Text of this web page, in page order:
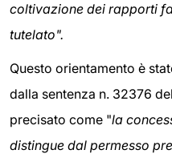
coltivazione dei rapporti
tutelato".
Questo orientamento è
dalla sentenza n. 32376
precisato come "la
distingue dal permesso